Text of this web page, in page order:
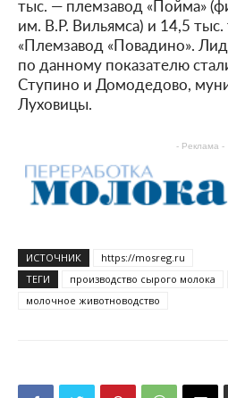
тыс. — племзавод «Пойма»
им. В.Р. Вильямса) и 14,5
«Племзавод «Повадино».
по данному показателю
Ступино и Домодедово,
Луховицы.
- Реклама -
ИСТОЧНИК
https://mosreg.ru
ТЕГИ
производство сырого молока
молочное животноводство